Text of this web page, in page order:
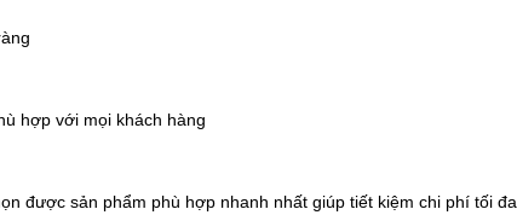
hợp với mọi khách hàng
được sản phẩm phù hợp nhanh nhất giúp tiết kiệm chi phí tối đa